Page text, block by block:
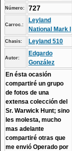
Número: 727
Carroc.:
Leyland
National Mark I
Chasis: Leyland 510
Autor:
Edgardo
González
En ésta ocasión
compartiré un grupo
de fotos de una
extensa colección del
Sr. Warwick Hunt; sino
les molesta, mucho
mas adelante
compartiré otras que
me envió Operado por